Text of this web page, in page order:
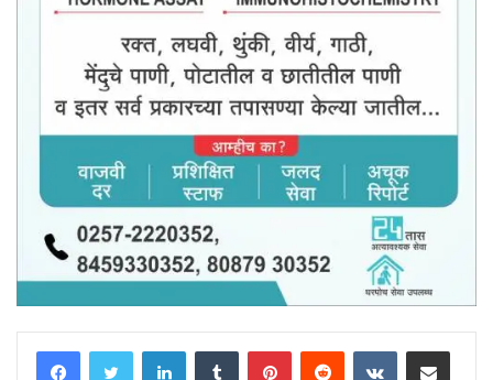
LinkedInTumblr PinterestReddit VKontakteShare via Email